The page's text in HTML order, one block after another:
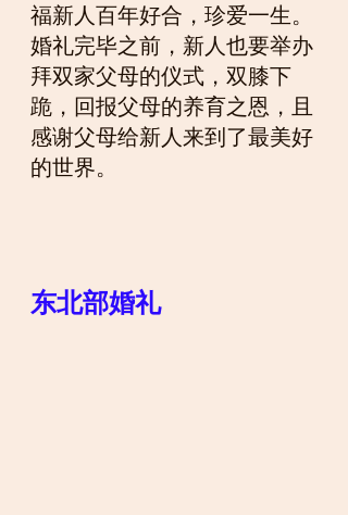
福新人百年好合，珍爱一生。
婚礼完毕之前，新人也要举办
拜双家父母的仪式，双膝下
跪，回报父母的养育之恩，且
感谢父母给新人来到了最美好
的世界。
东北部婚礼